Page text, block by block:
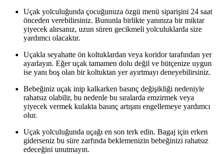
Uçak yolculuğunda çocuğunuza özgü menü siparişini 24 saat
önceden verebilirsiniz. Bununla birlikte yanınıza bir miktar
yiyecek alırsanız, uzun süren gecikmeli yolculuklarda size
yardımcı olacaktır.
Uçakla seyahatte ön koltuklardan veya koridor tarafından yer
ayarlayın. Eğer uçak tamamen dolu değil ve bütçenize uygun
ise yanı boş olan bir koltuktan yer ayırtmayı deneyebilirsiniz.
Bebeğiniz uçak inip kalkarken basınç değişikliği nedeniyle
rahatsız olabilir, bu nedenle bu sıralarda emzirmek veya
yiyecek vermek kulakta basınç artışını engellemeye yardımcı
olur.
Uçak yolculuğunda uçağı en son terk edin. Bagaj için erken
giderseniz bu süre zarfında beklemenizin bebeğinizi rahatsız
edeceğini unutmayın.